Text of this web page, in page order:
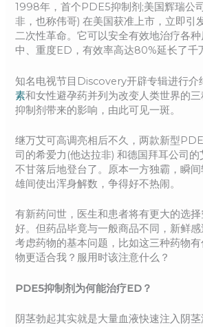
1998年，首个PDE5抑制剂;美国辉瑞公
非，也称伟哥) 在美国获准上市，立即引
二次性革命。它可以安全有效地治疗各种
中、重度ED，有效率高达80%延长了千
知名电视节目Discovery开辟专辑进行介
素和女性避孕药并列为改变人类世界的
抑制剂带来的影响，由此可见一斑。
继万艾可高调亮相后不久，两款新型
司的希爱力(他达拉非) 和德国拜耳公司
不甘落后地登台了。原本一方独霸，瞬
雄间使出浑身解数，争得好不热闹。
有新药问世，医生和患者将有更大的选
好。但药品毕竟与一般商品不同，新鲜
考虑药物的基本问题，比如这三种药物
物更适合我？服用时该注意什么？
PDE5抑制剂为何能治疗ED？
阴茎勃起其实就是大量血液快速注入阴